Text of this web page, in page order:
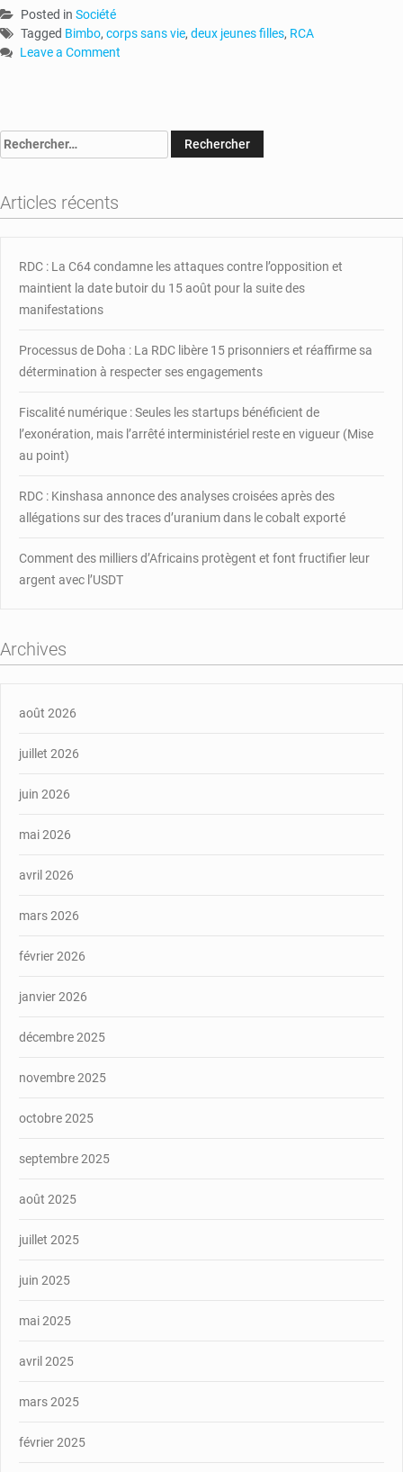
Posted in Société
Tagged Bimbo, corps sans vie, deux jeunes filles, RCA
Leave a Comment
gamines
famille
retrouvées
dans
congélateur
Rechercher :
Articles récents
RDC : La C64 condamne les attaques contre l’opposition et
maintient la date butoir du 15 août pour la suite des
manifestations
Processus de Doha : La RDC libère 15 prisonniers et réaffirme sa
détermination à respecter ses engagements
Fiscalité numérique : Seules les startups bénéficient de
l’exonération, mais l’arrêté interministériel reste en vigueur (Mise
au point)
RDC : Kinshasa annonce des analyses croisées après des
allégations sur des traces d’uranium dans le cobalt exporté
Comment des milliers d’Africains protègent et font fructifier leur
argent avec l’USDT
Archives
août 2026
juillet 2026
juin 2026
mai 2026
avril 2026
mars 2026
février 2026
janvier 2026
décembre 2025
novembre 2025
octobre 2025
septembre 2025
août 2025
juillet 2025
juin 2025
mai 2025
avril 2025
mars 2025
février 2025